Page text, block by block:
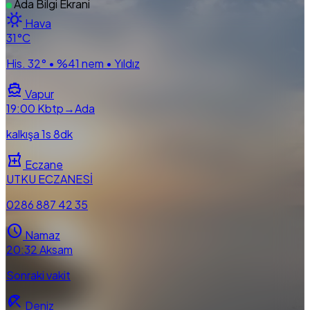
Ada Bilgi Ekrani
sunnyHava
31°C
His. 32° • %41 nem • Yıldız
directions_boat Vapur
19:00 Kbtp→Ada
kalkışa 1s 8dk
local_pharmacy Eczane
UTKU ECZANESİ
0286 887 42 35
scheduleNamaz
20:32Aksam
Sonraki vakit
beach_access Deniz